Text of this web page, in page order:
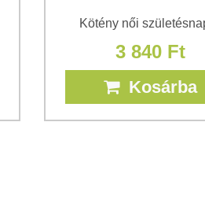
Kötény női
3 840 Ft
Kosárba